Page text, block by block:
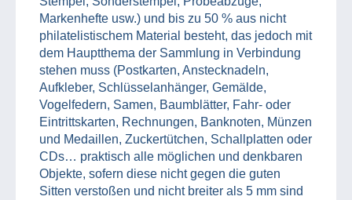
Markenhefte usw.) und bis zu 50 % aus nicht
philatelistischem Material besteht, das jedoch mit
dem Hauptthema der Sammlung in Verbindung
stehen muss (Postkarten, Anstecknadeln,
Aufkleber, Schlüsselanhänger, Gemälde,
Vogelfedern, Samen, Baumblätter, Fahr- oder
Eintrittskarten, Rechnungen, Banknoten, Münzen
und Medaillen, Zuckertütchen, Schallplatten oder
CDs… praktisch alle möglichen und denkbaren
Objekte, sofern diese nicht gegen die guten
Sitten verstoßen und nicht breiter als 5 mm sind